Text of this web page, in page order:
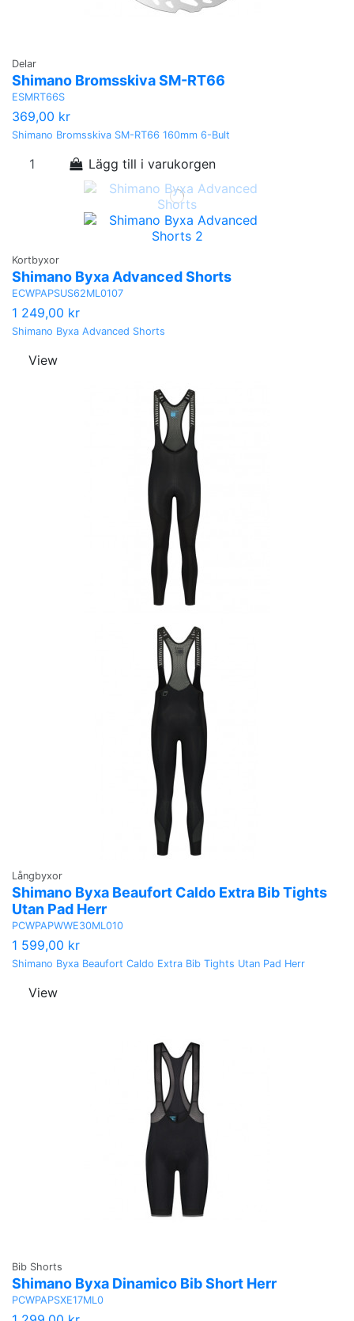
Delar
Shimano Bromsskiva SM-RT66
ESMRT66S
369,00 kr
Shimano Bromsskiva SM-RT66 160mm 6-Bult
Lägg till i varukorgen
Kortbyxor
Shimano Byxa Advanced Shorts
ECWPAPSUS62ML0107
1 249,00 kr
Shimano Byxa Advanced Shorts
View
Långbyxor
Shimano Byxa Beaufort Caldo Extra Bib Tights
Utan Pad Herr
PCWPAPWWE30ML010
1 599,00 kr
Shimano Byxa Beaufort Caldo Extra Bib Tights Utan Pad Herr
View
Bib Shorts
Shimano Byxa Dinamico Bib Short Herr
PCWPAPSXE17ML0